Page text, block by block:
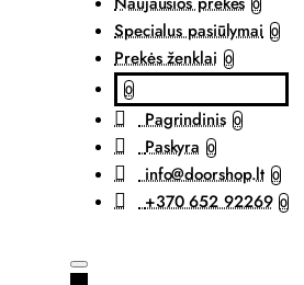
0
Specialus pasiūlymai 0
Prekės ženklai 0
0
Pagrindinis 0
Paskyra 0
info@doorshop.lt 0
+370 652 92269 0